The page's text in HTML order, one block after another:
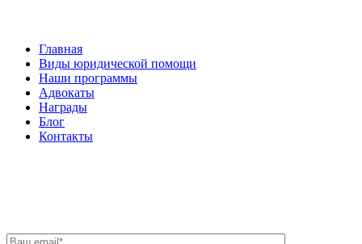
Главная
Виды юридической помощи
Наши программы
Адвокаты
Награды
Блог
Контакты